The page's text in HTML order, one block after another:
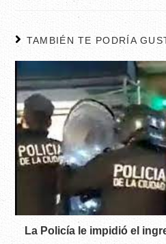
TAMBIÉN TE PODRÍA
La Policía le impidió el